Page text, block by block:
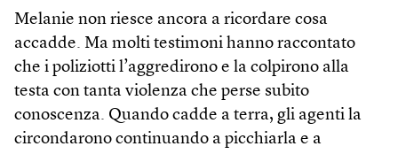
Melanie non riesce ancora a ricordare cosa
accadde. Ma molti testimoni hanno raccontato
che i poliziotti l’aggredirono e la colpirono alla
testa con tanta violenza che perse subito
conoscenza. Quando cadde a terra, gli agenti la
circondarono continuando a picchiarla e a